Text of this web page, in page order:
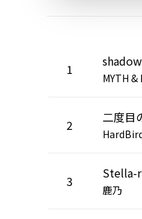
1
MYTH &
2 二度目
3 Stella-
鹿乃